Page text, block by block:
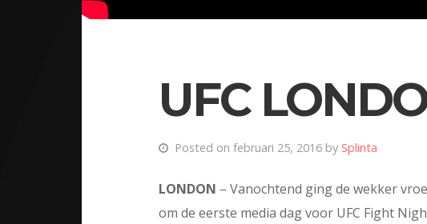
UFC
Posted on februari 25, 2016 by Splinta
LONDON – Vanochtend ging de wekker
om de eerste media dag voor UFC Fight